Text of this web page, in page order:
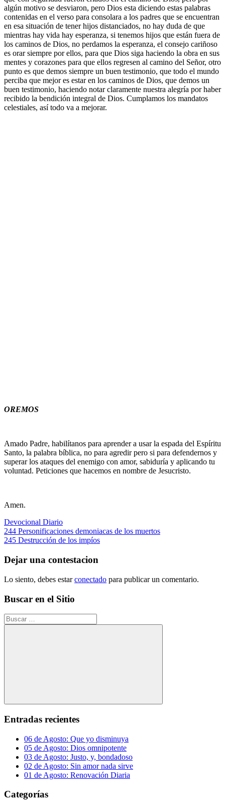
algún motivo se desviaron, pero Dios esta diciendo estas palabras
contenidas en el verso para consolara a los padres que se encuentran
en esa situación de tener hijos distanciados, no hay duda de que
mientras hay vida hay esperanza, si tenemos hijos que están fuera de
los caminos de Dios, no perdamos la esperanza, el consejo cariñoso
es orar siempre por ellos, para que Dios siga haciendo la obra en sus
mentes y corazones para que ellos regresen al camino del Señor, otro
punto es que demos siempre un buen testimonio, que todo el mundo
perciba que mejor es estar en los caminos de Dios, que demos un
buen testimonio, haciendo notar claramente nuestra alegría por haber
recibido la bendición integral de Dios. Cumplamos los mandatos
celestiales, así todo va a mejorar.
OREMOS
Amado Padre, habilítanos para aprender a usar la espada del Espíritu
Santo, la palabra bíblica, no para agredir pero si para defendernos y
superar los ataques del enemigo con amor, sabiduría y aplicando tu
voluntad. Peticiones que hacemos en nombre de Jesucristo.
Amen.
Devocional Diario
Navegación
de
entradas
Entrada
anterior:
244 Personificaciones demoniacas de los muertos
Siguiente
245 Destrucción de los impíos
Dejar una contestacion
Lo siento, debes estarconectado para publicar un comentario.
Buscar en el Sitio
Buscar:
Buscar
Entradas recientes
06 de Agosto: Que yo disminuya
05 de Agosto: Dios omnipotente
03 de Agosto: Justo, y, bondadoso
02 de Agosto: Sin amor nada sirve
01 de Agosto: Renovación Diaria
Categorías